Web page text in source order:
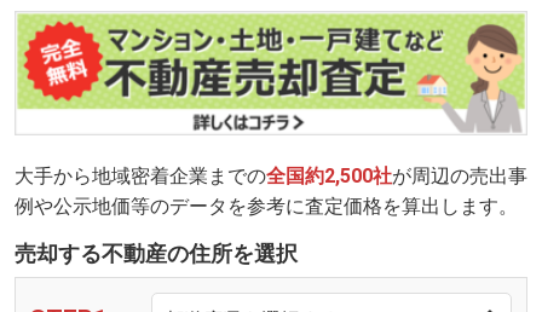
大手から地域密着企業までの全国約2,500社が周辺の売出事
例や公示地価等のデータを参考に査定価格を算出します。
売却する不動産の住所を選択